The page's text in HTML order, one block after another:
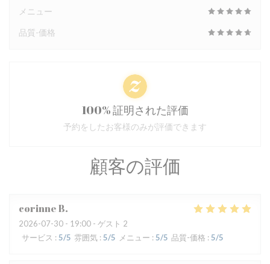
顧客の評価
corinneB
2026-07-30 - 19:00 - ゲスト 2
サービス : 5/5 雰囲気 : 5/5 メニュー : 5/5 品質-価格 : 5/5
メニュー
品質-価格
100% 証明された評価
予約をしたお客様のみが評価できます